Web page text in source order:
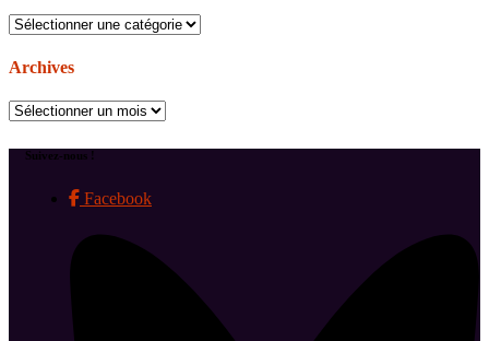
Catégories
Archives
Archives
Suivez-nous !
Facebook